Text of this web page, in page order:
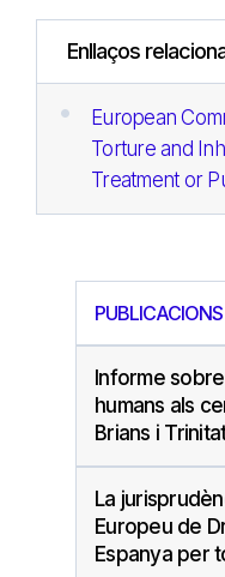
Enllaços
European
Torture and
Treatment or
PUBLICACIONS
Informe
humans als
Brians i
La
Europeu de
Espanya per